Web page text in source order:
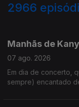
2966
Manhãs de
07 ago. 2026
Em dia de concerto,
sempre) encantado